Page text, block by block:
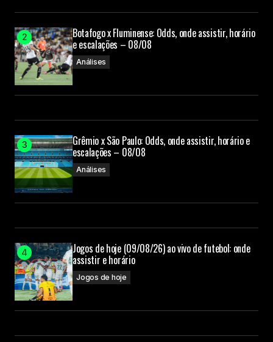
Botafogo x Fluminense: Odds, onde assistir, horário
e escalações – 08/08
Análises
Grêmio x São Paulo: Odds, onde assistir, horário e
escalações – 08/08
Análises
Jogos de hoje (09/08/26) ao vivo de futebol: onde
assistir e horário
Jogos de hoje